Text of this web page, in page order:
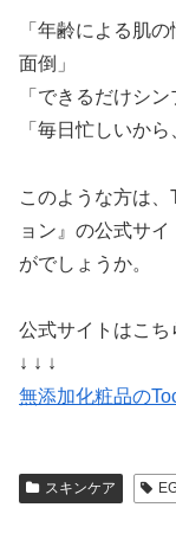
「年齢による肌
面倒」
「できるだけシ
「毎日忙しいか
このような方は
ョン』の公式サ
がでしょうか。
公式サイトはこち
↓ ↓ ↓
無添加化粧品の
スキンケア